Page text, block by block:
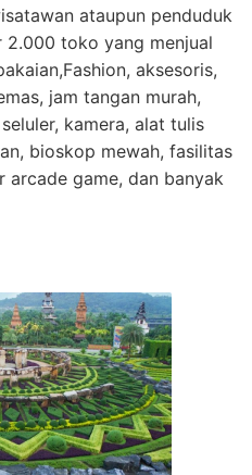
ataupun penduduk
toko yang menjual
aksesoris,
jam tangan murah,
kamera, alat tulis
bioskop mewah, fasilitas
arcade game, dan banyak